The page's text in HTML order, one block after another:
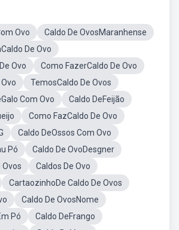
Ovo
Caldo De OvosMaranhense
De Ovo
Ovo
Como FazerCaldo De Ovo
TemosCaldo De Ovos
Com Ovo
Caldo DeFeijão
Como FazCaldo De Ovo
Caldo DeOssos Com Ovo
Pó
Caldo De OvoDesgner
Ovos
Caldos De Ovo
CartaozinhoDe Caldo De Ovos
Caldo De OvosNome
Pó
Caldo DeFrango